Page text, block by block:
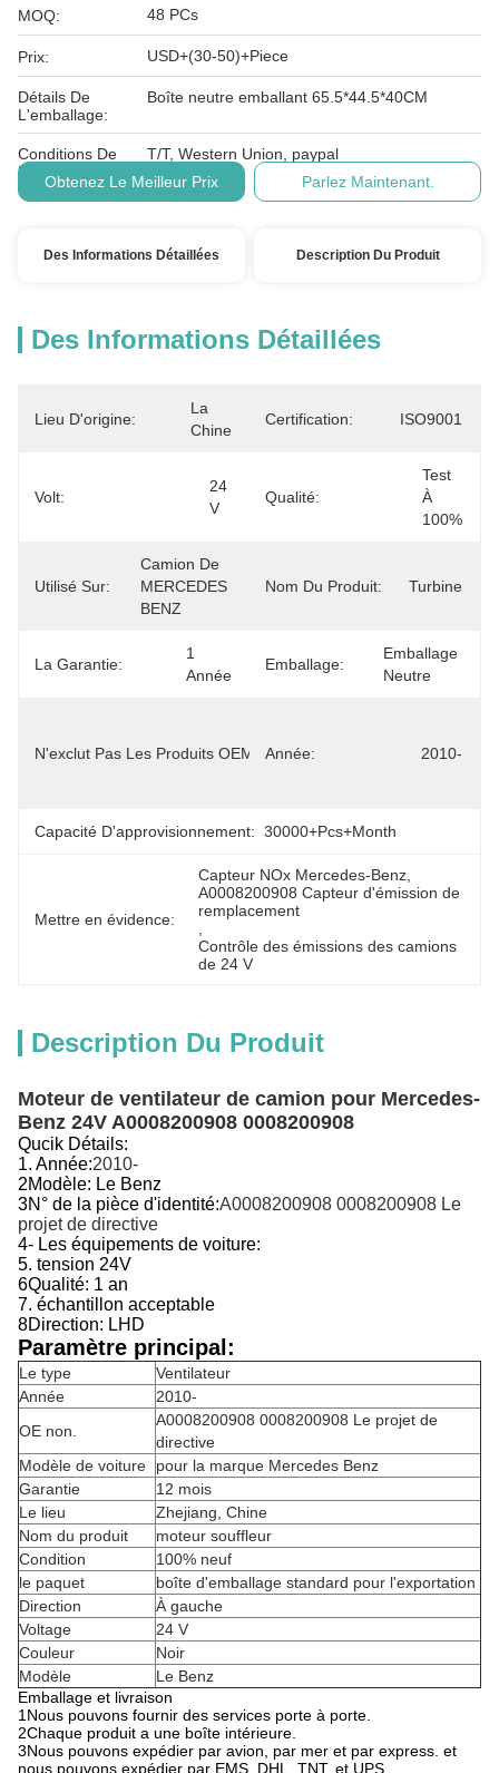
MOQ: 48 PCs
Prix: USD+(30-50)+Piece
Détails De
L'emballage:
Boîte neutre emballant 65.5*44.5*40CM
Conditions De
Paiement:
T/T, Western Union, paypal
Obtenez Le Meilleur Prix
Parlez Maintenant.
Des Informations Détaillées Description Du Produit
Des Informations Détaillées
Lieu D'origine:
La
Chine
Certification: ISO9001
Volt:
24
V
Qualité:
Test
À
100%
Utilisé Sur:
Camion De
MERCEDES
BENZ
Nom Du Produit: Turbine
La Garantie:
1
Année
Emballage:
Emballage
Neutre
N'exclut Pas Les Produits OEM.:
Le Projet De
Année: 2010-
Capacité D'approvisionnement: 30000+Pcs+Month
Mettre en évidence:
Capteur NOx Mercedes-Benz
A0008200908 Capteur d'émission de
remplacement
Contrôle des émissions des camions
de 24 V
Description Du Produit
Moteur de ventilateur de camion pour Mercedes-
Benz 24V A0008200908 0008200908
Qucik Détails:
1. Année:2010-
2Modèle: Le Benz
3N° de la pièce d'identité:A0008200908 0008200908 Le
projet de directive
4- Les équipements de voiture:
5. tension 24V
6Qualité: 1 an
7. échantillon acceptable
8Direction: LHD
Paramètre principal:
Le type
Ventilateur
Année
2010-
OE non.
A0008200908 0008200908 Le projet de
directive
Modèle de voiture
pour la marque Mercedes Benz
Garantie
12 mois
Le lieu
Zhejiang, Chine
Nom du produit
moteur souffleur
Condition
100% neuf
le paquet
boîte d'emballage standard pour l'exportation
Direction
À gauche
Voltage
24 V
Couleur
Noir
Modèle
Le Benz
Emballage et livraison
1Nous pouvons fournir des services porte à porte.
2Chaque produit a une boîte intérieure.
3Nous pouvons expédier par avion, par mer et par express. et
nous pouvons expédier par EMS, DHL, TNT, et UPS.